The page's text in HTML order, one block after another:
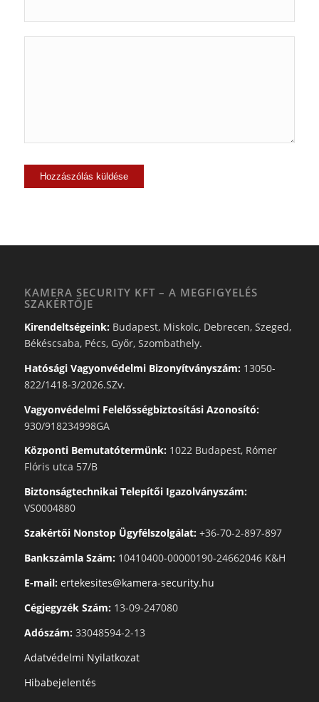
KAMERA SECURITY KFT – A MEGFIGYELÉS
SZAKÉRTŐJE
Kirendeltségeink:Budapest, Miskolc, Debrecen, Szeged,
Békéscsaba, Pécs, Győr, Szombathely.
Hatósági Vagyonvédelmi Bizonyítványszám:13050-
822/1418-3/2026.SZv.
Vagyonvédelmi Felelősségbiztosítási Azonosító:
930/918234998GA
Központi Bemutatótermünk:1022 Budapest, Rómer
Flóris utca 57/B
Biztonságtechnikai Telepítői Igazolványszám:
VS0004880
Szakértői Nonstop Ügyfélszolgálat:+36-70-2-897-897
Bankszámla Szám:10410400-00000190-24662046 K&H
E-mail: ertekesites@kamera-security.hu
Cégjegyzék Szám:13-09-247080
Adószám:33048594-2-13
Adatvédelmi Nyilatkozat
Hibabejelentés